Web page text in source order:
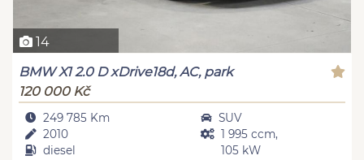
14
BMW X1 2.0 D xDrive18d, AC, park
120 000 Kč
249 785 Km
2010
diesel
SUV
1 995 ccm,
105 kW